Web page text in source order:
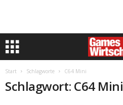
Start Schlagworte C64 Mini
Schlagwort: C64 Mini